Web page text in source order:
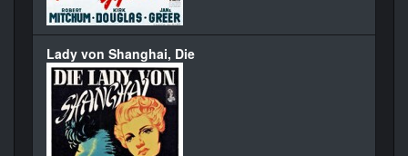
Lady von Shanghai, Die